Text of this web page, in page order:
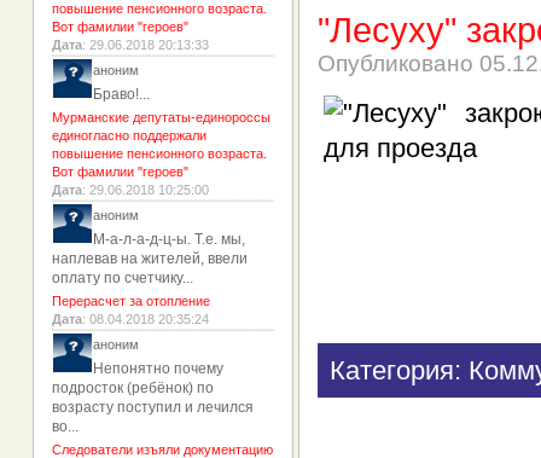
"Лесуху"
Опубликовано
Категория:
повышение пенсионного возраста.
Вот фамилии "героев"
Дата: 29.06.2018 20:13:33
аноним
Браво!...
Мурманские депутаты-единороссы
единогласно поддержали
повышение пенсионного возраста.
Вот фамилии "героев"
Дата: 29.06.2018 10:25:00
аноним
М-а-л-а-д-ц-ы. Т.е. мы,
наплевав на жителей, ввели
оплату по счетчику...
Перерасчет за отопление
Дата: 08.04.2018 20:35:24
аноним
Непонятно почему
подросток (ребёнок) по
возрасту поступил и лечился
во...
Следователи изъяли документацию